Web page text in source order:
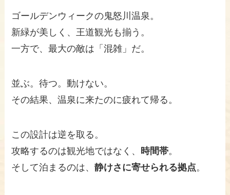
ゴールデンウィークの鬼怒川温泉。
新緑が美しく、王道観光も揃う。
一方で、最大の敵は「混雑」だ。
並ぶ。待つ。動けない。
その結果、温泉に来たのに疲れて帰る。
この設計は逆を取る。
攻略するのは観光地ではなく、
時間帯。
そして泊まるのは、静けさに寄せられる拠点。